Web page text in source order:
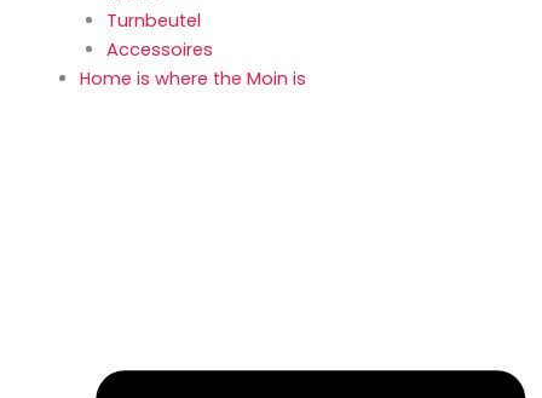
Turnbeutel
Accessoires
Home is where the Moin is